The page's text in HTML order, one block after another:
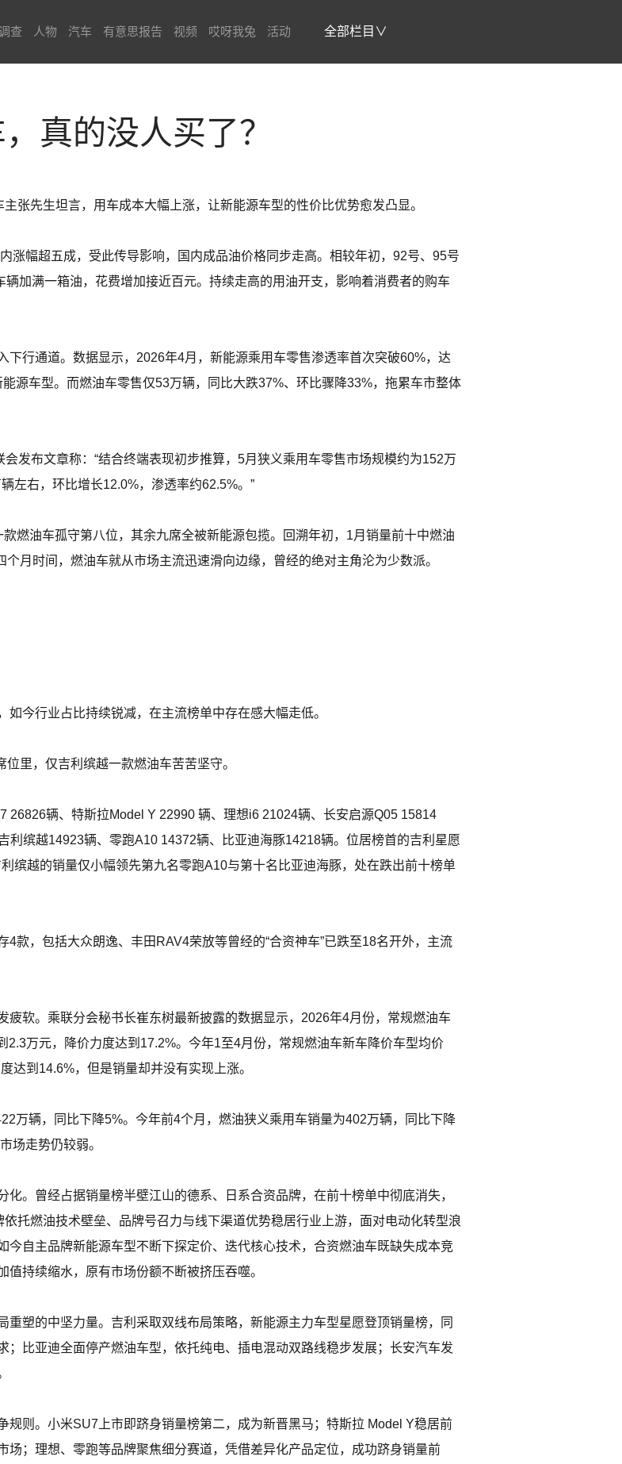
查 人物 汽车 有意思报告 视频 哎呀我兔 活动 全部栏目∨
真的没人买了？
张先生坦言，用车成本大幅上涨，让新能源车型的性价比优势愈发凸显。
涨幅超五成，受此传导影响，国内成品油价格同步走高。相较年初，92号、95号
加满一箱油，花费增加接近百元。持续走高的用油开支，影响着消费者的购车
下行通道。数据显示，2026年4月，新能源乘用车零售渗透率首次突破60%，达
源车型。而燃油车零售仅53万辆，同比大跌37%、环比骤降33%，拖累车市整体
发布文章称：“结合终端表现初步推算，5月狭义乘用车零售市场规模约为152万
左右，环比增长12.0%，渗透率约62.5%。”
燃油车孤守第八位，其余九席全被新能源包揽。回溯年初，1月销量前十中燃油
月时间，燃油车就从市场主流迅速滑向边缘，曾经的绝对主角沦为少数派。
今行业占比持续锐减，在主流榜单中存在感大幅走低。
里，仅吉利缤越一款燃油车苦苦坚守。
26826辆、特斯拉Model Y 22990 辆、理想i6 21024辆、长安启源Q05 15814
利缤越14923辆、零跑A10 14372辆、比亚迪海豚14218辆。位居榜首的吉利星愿
缤越的销量仅小幅领先第九名零跑A10与第十名比亚迪海豚，处在跌出前十榜单
款，包括大众朗逸、丰田RAV4荣放等曾经的“合资神车”已跌至18名开外，主流
疲软。乘联分会秘书长崔东树最新披露的数据显示，2026年4月份，常规燃油车
万元，降价力度达到17.2%。今年1至4月份，常规燃油车新车降价车型均价
达到14.6%，但是销量却并没有实现上涨。
万辆，同比下降5%。今年前4个月，燃油狭义乘用车销量为402万辆，同比下降
场走势仍较弱。
。曾经占据销量榜半壁江山的德系、日系合资品牌，在前十榜单中彻底消失，
依托燃油技术壁垒、品牌号召力与线下渠道优势稳居行业上游，面对电动化转型浪
今自主品牌新能源车型不断下探定价、迭代核心技术，合资燃油车既缺失成本竞
持续缩水，原有市场份额不断被挤压吞噬。
重塑的中坚力量。吉利采取双线布局策略，新能源主力车型星愿登顶销量榜，同
；比亚迪全面停产燃油车型，依托纯电、插电混动双路线稳步发展；长安汽车发
规则。小米SU7上市即跻身销量榜第二，成为新晋黑马；特斯拉 Model Y稳居前
场；理想、零跑等品牌聚焦细分赛道，凭借差异化产品定位，成功跻身销量前